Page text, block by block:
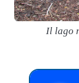
Il lago